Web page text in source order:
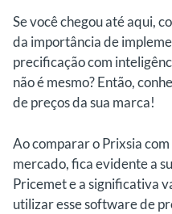
Se você chegou até aqui,
da importância de
precificação com
não é mesmo? Então,
de preços da sua marca!
Ao comparar o Prixsia
mercado, fica evidente a
Pricemet e a significativa
utilizar esse software de